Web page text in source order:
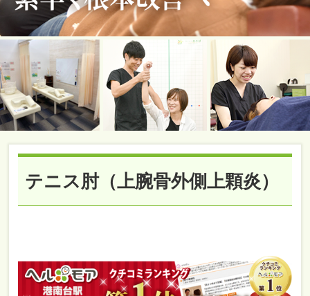
テニス肘（上腕骨外側上顆炎）